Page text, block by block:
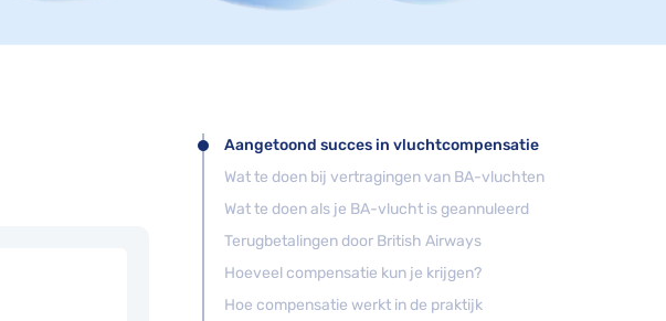
Aangetoond succes in vluchtcompensatie
Wat te doen bij vertragingen van BA-vluchten
Wat te doen als je BA-vlucht is geannuleerd
Terugbetalingen door British Airways
Hoeveel compensatie kun je krijgen?
Hoe compensatie werkt in de praktijk